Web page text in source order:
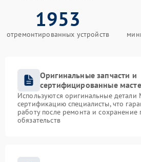
1953
отремонтированных устройств
Оригинальные запчасти и
сертифицированные
Используются оригинальные
сертификацию специалисты, что
работу после ремонта и сохранение
обязательств